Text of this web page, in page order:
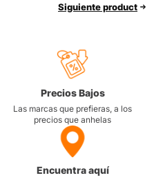
Siguiente product
Precios Bajos
Las marcas que prefieras, a los
precios que anhelas
Encuentra aquí